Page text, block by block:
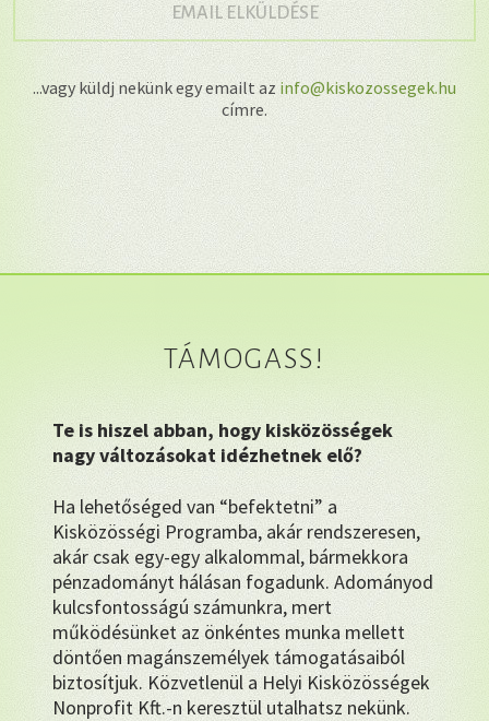
EMAIL ELKÜLDÉSE→
...vagy küldj nekünk egy emailt az info@kiskozossegek.hu
címre.
TÁMOGASS!
Te is hiszel abban, hogy kisközösségek
nagy változásokat idézhetnek elő?
Ha lehetőséged van “befektetni” a
Kisközösségi Programba, akár rendszeresen,
akár csak egy-egy alkalommal, bármekkora
pénzadományt hálásan fogadunk. Adományod
kulcsfontosságú számunkra, mert
működésünket az önkéntes munka mellett
döntően magánszemélyek támogatásaiból
biztosítjuk. Közvetlenül a Helyi Kisközösségek
Nonprofit Kft.-n keresztül utalhatsz nekünk.